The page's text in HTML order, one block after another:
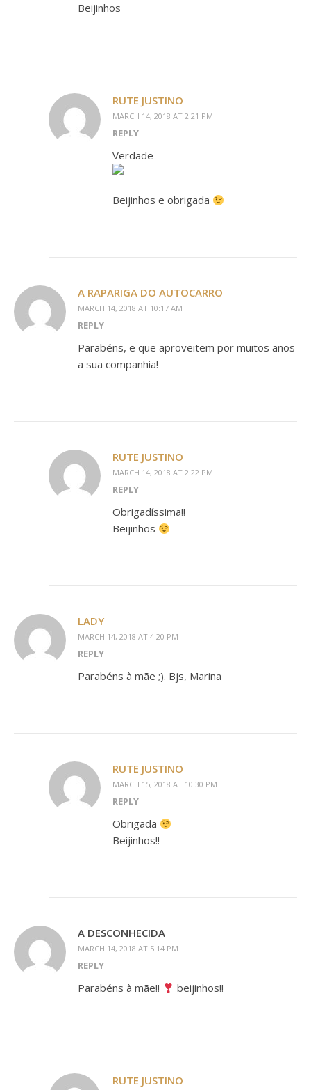
Beijinhos
RUTE JUSTINO
MARCH 14, 2018 AT 2:21 PM
REPLY
Verdade
Beijinhos e obrigada
A RAPARIGA DO AUTOCARRO
MARCH 14, 2018 AT 10:17 AM
REPLY
Parabéns, e que aproveitem por muitos anos
a sua companhia!
RUTE JUSTINO
MARCH 14, 2018 AT 2:22 PM
REPLY
Obrigadíssima!!
Beijinhos
LADY
MARCH 14, 2018 AT 4:20 PM
REPLY
Parabéns à mãe ;). Bjs, Marina
RUTE JUSTINO
MARCH 15, 2018 AT 10:30 PM
REPLY
Obrigada
Beijinhos!!
A DESCONHECIDA
MARCH 14, 2018 AT 5:14 PM
REPLY
Parabéns à mãe!! beijinhos!!
RUTE JUSTINO